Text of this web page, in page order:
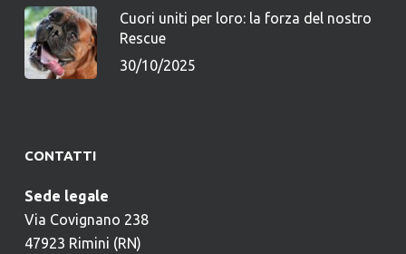
Cuori uniti per loro: la forza del nostro
Rescue
30/10/2025
CONTATTI
Sede legale
Via Covignano 238
47923 Rimini (RN)